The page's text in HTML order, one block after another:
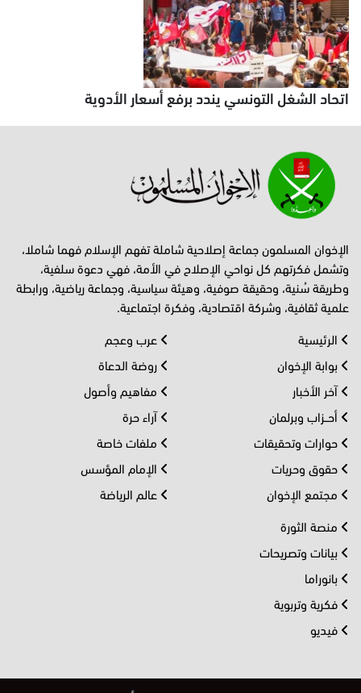
اتحاد الشغل التونسي يندد برفع أسعار الأدوية
الإخوان المسلمون جماعة إصلاحية شاملة تفهم الإسلام فهما شاملا،
وتشمل فكرتهم كل نواحي الإصلاح في الأمة، فهي دعوة سلفية،
وطريقة سُنية، وحقيقة صوفية، وهيئة سياسية، وجماعة رياضية، ورابطة
علمية ثقافية، وشركة اقتصادية، وفكرة اجتماعية.
الرئيسية
بوابة الإخوان
آخر الأخبار
أحــزاب وبرلمان
حوارات وتحقيقات
حقوق وحريات
مجتمع الإخوان
عرب وعجم
روضة الدعاة
مفاهيم وأصول
آراء حرة
ملفات خاصة
الإمام المؤسس
عالم الرياضة
منصة الثورة
بيانات وتصريحات
بانوراما
فكرية وتربوية
فيديو